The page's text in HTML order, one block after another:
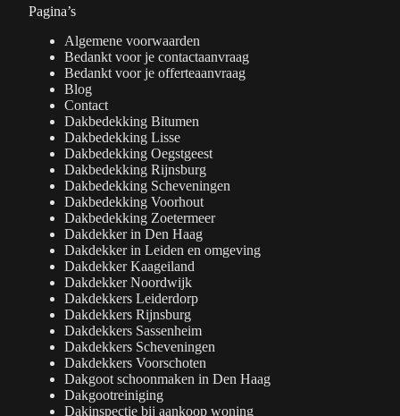
Pagina’s
Algemene voorwaarden
Bedankt voor je contactaanvraag
Bedankt voor je offerteaanvraag
Blog
Contact
Dakbedekking Bitumen
Dakbedekking Lisse
Dakbedekking Oegstgeest
Dakbedekking Rijnsburg
Dakbedekking Scheveningen
Dakbedekking Voorhout
Dakbedekking Zoetermeer
Dakdekker in Den Haag
Dakdekker in Leiden en omgeving
Dakdekker Kaageiland
Dakdekker Noordwijk
Dakdekkers Leiderdorp
Dakdekkers Rijnsburg
Dakdekkers Sassenheim
Dakdekkers Scheveningen
Dakdekkers Voorschoten
Dakgoot schoonmaken in Den Haag
Dakgootreiniging
Dakinspectie bij aankoop woning